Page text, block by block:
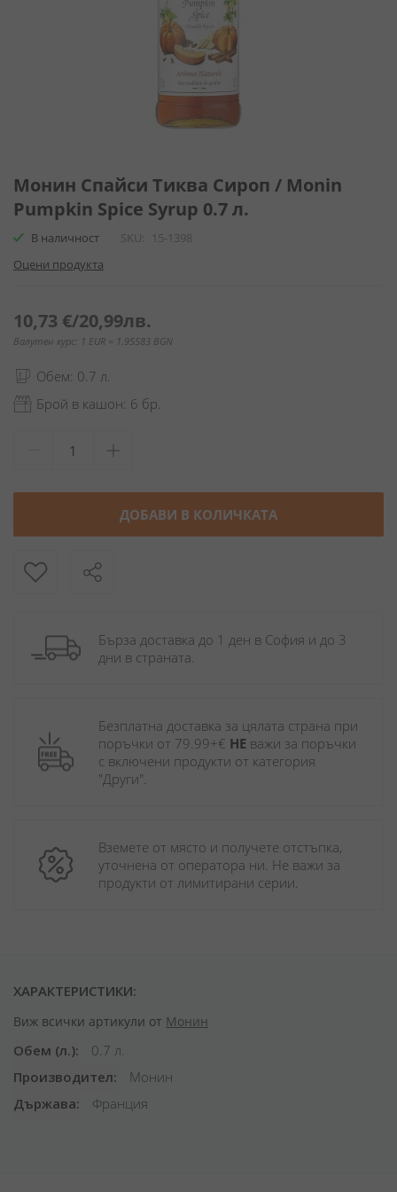
към
началото
на
галерия
снимки
Монин Спайси Тиква Сироп / Monin
Pumpkin Spice Syrup 0.7 л.
В наличност SKU
15-1398
Оцени продукта
10,73 €/20,99лв.
Валутен курс: 1 EUR = 1.95583 BGN
Обем: 0.7 л.
Брой в кашон: 6 бр.
ДОБАВИ В КОЛИЧКАТА
Бърза доставка до 1 ден в София и до 3
дни в страната.
Безплатна доставка за цялата страна при
поръчки от 79.99+€ НЕ важи за поръчки
с включени продукти от категория
"Други".
Вземете от място и получете отстъпка,
уточнена от оператора ни. Не важи за
продукти от лимитирани серии.
ХАРАКТЕРИСТИКИ:
Виж всички артикули от Монин
Обем (л.)
0.7 л.
Производител
Монин
Държава
Франция